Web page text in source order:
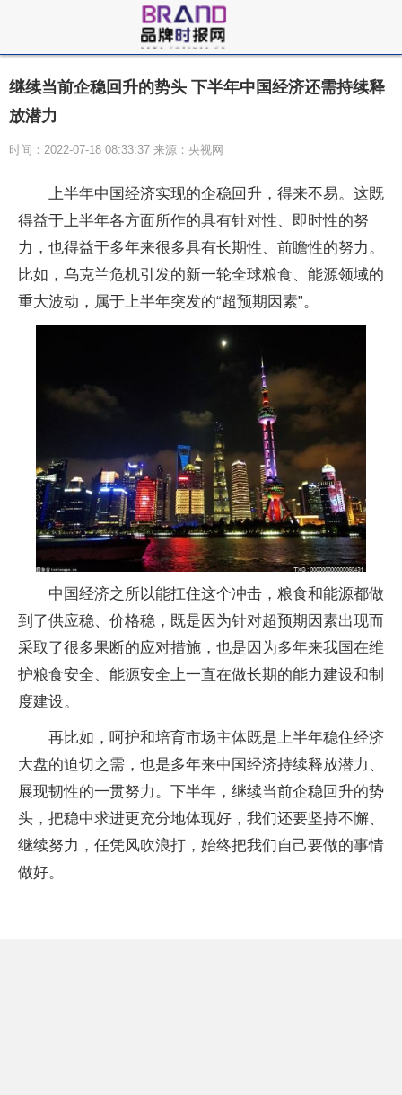
继续当前企稳回升的势头 下半年中国经济还需持续释
放潜力
时间：2022-07-18 08:33:37 来源：央视网
上半年中国经济实现的企稳回升，得来不易。这既
得益于上半年各方面所作的具有针对性、即时性的努
力，也得益于多年来很多具有长期性、前瞻性的努力。
比如，乌克兰危机引发的新一轮全球粮食、能源领域的
重大波动，属于上半年突发的“超预期因素”。
中国经济之所以能扛住这个冲击，粮食和能源都做
到了供应稳、价格稳，既是因为针对超预期因素出现而
采取了很多果断的应对措施，也是因为多年来我国在维
护粮食安全、能源安全上一直在做长期的能力建设和制
度建设。
再比如，呵护和培育市场主体既是上半年稳住经济
大盘的迫切之需，也是多年来中国经济持续释放潜力、
展现韧性的一贯努力。下半年，继续当前企稳回升的势
头，把稳中求进更充分地体现好，我们还要坚持不懈、
继续努力，任凭风吹浪打，始终把我们自己要做的事情
做好。